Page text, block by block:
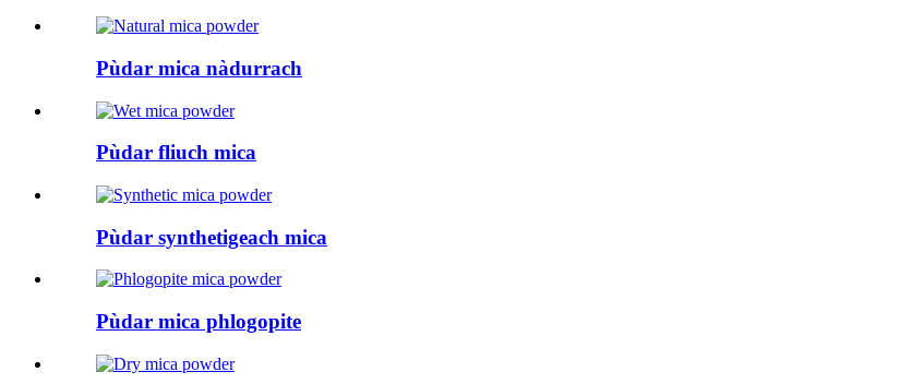
Pùdar mica nàdurrach
Pùdar fliuch mica
Pùdar synthetigeach mica
Pùdar mica phlogopite